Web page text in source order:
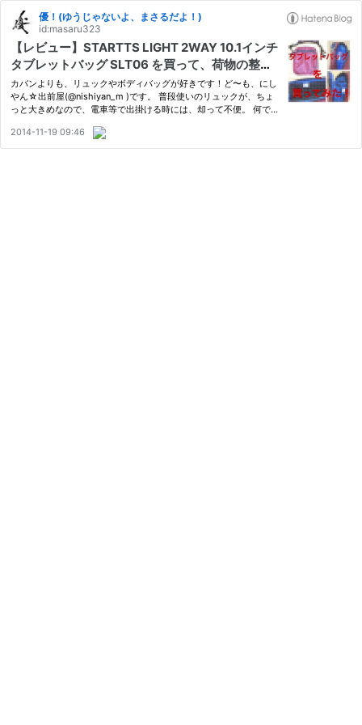
優！(ゆうじゃないよ、まさるだよ！)
id:masaru323
【レビュー】STARTTS LIGHT 2WAY 10.1インチ
タブレットバッグ SLT06 を買って、荷物の整理
（断捨離！）をしてみた。
カバンよりも、リュックやボディバッグが好きです！ど〜も、にし
やん☆出前屋(@nishiyan_m )です。 普段使いのリュックが、ちょ
っと大きめなので、電車等で出掛ける時には、却って不便。 何で
ω・)ﾊｯ! 断捨離だぁ〜！ と言う事で、購入したのが、こちら。 STA
RTT…
2014-11-19 09:46